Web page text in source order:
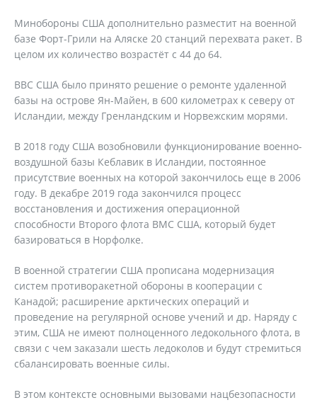
Минобороны США дополнительно разместит на военной
базе Форт-Грили на Аляске 20 станций перехвата ракет. В
целом их количество возрастёт с 44 до 64.
ВВС США было принято решение о ремонте удаленной
базы на острове Ян-Майен, в 600 километрах к северу от
Исландии, между Гренландским и Норвежским морями.
В 2018 году США возобновили функционирование военно-
воздушной базы Кеблавик в Исландии, постоянное
присутствие военных на которой закончилось еще в 2006
году. В декабре 2019 года закончился процесс
восстановления и достижения операционной
способности Второго флота ВМС США, который будет
базироваться в Норфолке.
В военной стратегии США прописана модернизация
систем противоракетной обороны в кооперации с
Канадой; расширение арктических операций и
проведение на регулярной основе учений и др. Наряду с
этим, США не имеют полноценного ледокольного флота, в
связи с чем заказали шесть ледоколов и будут стремиться
сбалансировать военные силы.
В этом контексте основными вызовами нацбезопасности